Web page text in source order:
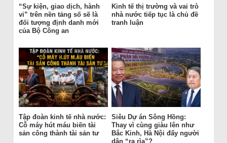
“Sự kiện, giao dịch, hành
vi” trên nền tảng số sẽ là
đối tượng định danh mới
của Bộ Công an
Kinh tế thị trường và vai trò
nhà nước tiếp tục là chủ đề
tranh luận
Tập đoàn kinh tế nhà nước:
Cỗ máy hút máu biến tài
sản công thành tài sản tư
Siêu Dự án Sông Hồng:
Thay vì cùng giàu lên như
Bắc Kinh, Hà Nội đẩy người
dân “ra rìa”?